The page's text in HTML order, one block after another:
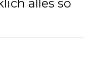
alles so